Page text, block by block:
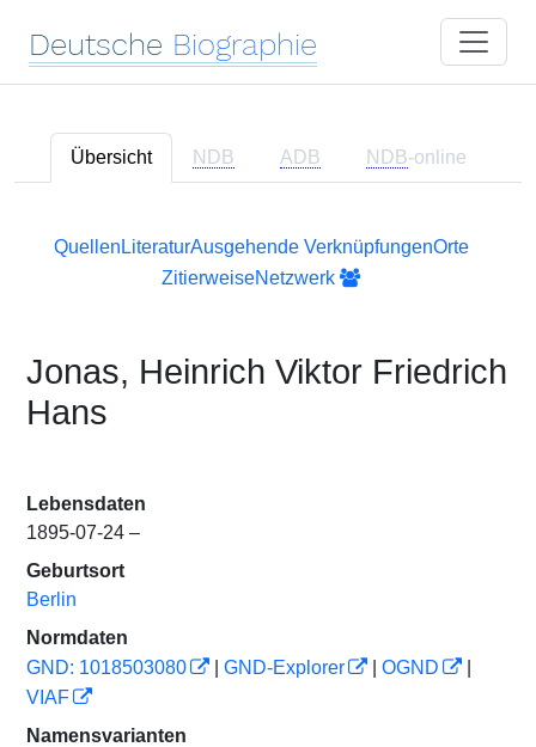
Deutsche Biographie
Übersicht NDB ADB NDB-online
Quellen LiteraturAusgehende VerknüpfungenOrte
ZitierweiseNetzwerk
Jonas, Heinrich Viktor Friedrich
Hans
Lebensdaten
1895-07-24 –
Geburtsort
Berlin
Normdaten
GND: 1018503080
GND-Explorer OGND
VIAF
Namensvarianten